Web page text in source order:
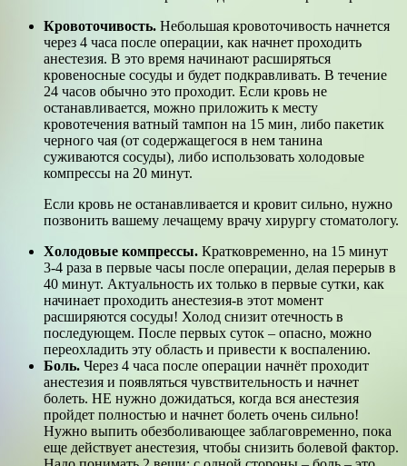
Кровоточивость. Небольшая кровоточивость начнется
через 4 часа после операции, как начнет проходить
анестезия. В это время начинают расширяться
кровеносные сосуды и будет подкравливать. В течение
24 часов обычно это проходит. Если кровь не
останавливается, можно приложить к месту
кровотечения ватный тампон на 15 мин, либо пакетик
черного чая (от содержащегося в нем танина
суживаются сосуды), либо использовать холодовые
компрессы на 20 минут.
Если кровь не останавливается и кровит сильно, нужно
позвонить вашему лечащему врачу хирургу стоматологу.
Холодовые компрессы. Кратковременно, на 15 минут
3-4 раза в первые часы после операции, делая перерыв в
40 минут. Актуальность их только в первые сутки, как
начинает проходить анестезия-в этот момент
расширяются сосуды! Холод снизит отечность в
последующем. После первых суток – опасно, можно
переохладить эту область и привести к воспалению.
Боль. Через 4 часа после операции начнёт проходит
анестезия и появляться чувствительность и начнет
болеть. НЕ нужно дожидаться, когда вся анестезия
пройдет полностью и начнет болеть очень сильно!
Нужно выпить обезболивающее заблаговременно, пока
еще действует анестезия, чтобы снизить болевой фактор.